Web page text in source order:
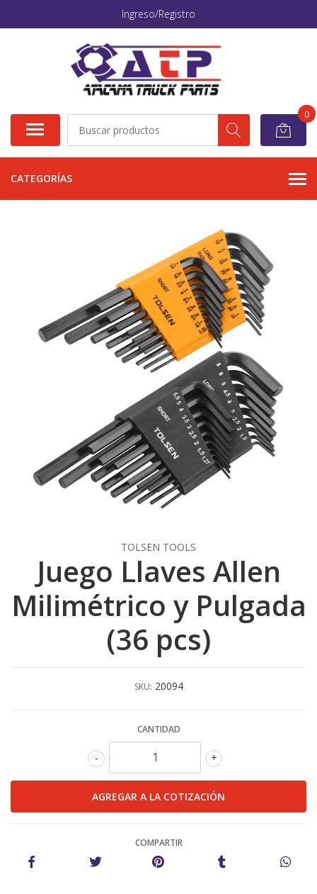
Ingreso/Registro
0
CATEGORÍAS
TOLSEN TOOLS
Juego Llaves Allen
Milimétrico y Pulgada
(36 pcs)
SKU: 20094
CANTIDAD
+
-
COMPARTIR